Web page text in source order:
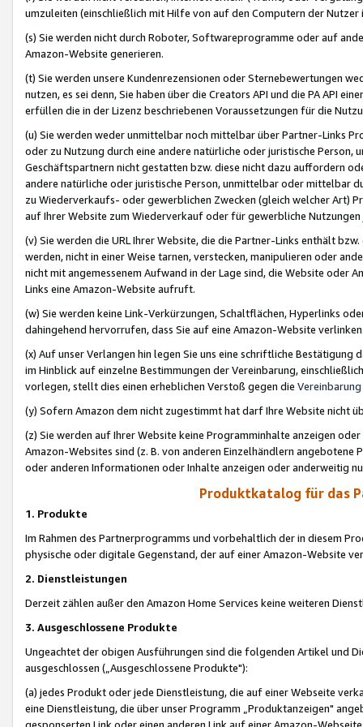
umzuleiten (einschließlich mit Hilfe von auf den Computern der
(s) Sie werden nicht durch Roboter, Softwareprogramme oder auf
Amazon-Website generieren.
(t) Sie werden unsere Kundenrezensionen oder Sternebewertungen
nutzen, es sei denn, Sie haben über die Creators API und die PA API
erfüllen die in der Lizenz beschriebenen Voraussetzungen für die
(u) Sie werden weder unmittelbar noch mittelbar über Partner-Links
oder zu Nutzung durch eine andere natürliche oder juristische
Geschäftspartnern nicht gestatten bzw. diese nicht dazu auffordern
andere natürliche oder juristische Person, unmittelbar oder mittelbar
zu Wiederverkaufs- oder gewerblichen Zwecken (gleich welcher Art)
auf Ihrer Website zum Wiederverkauf oder für gewerbliche
(v) Sie werden die URL Ihrer Website, die die Partner-Links enthält
werden, nicht in einer Weise tarnen, verstecken, manipulieren oder
nicht mit angemessenem Aufwand in der Lage sind, die Website oder
Links eine Amazon-Website aufruft.
(w) Sie werden keine Link-Verkürzungen, Schaltflächen, Hyperlinks
dahingehend hervorrufen, dass Sie auf eine Amazon-Website
(x) Auf unser Verlangen hin legen Sie uns eine schriftliche
im Hinblick auf einzelne Bestimmungen der Vereinbarung,
vorlegen, stellt dies einen erheblichen Verstoß gegen die Vereinbarung
(y) Sofern Amazon dem nicht zugestimmt hat darf Ihre Website nicht
(z) Sie werden auf Ihrer Website keine Programminhalte anzeigen
Amazon-Websites sind (z. B. von anderen Einzelhändlern
oder anderen Informationen oder Inhalte anzeigen oder anderweitig
Produktkatalog für das
1. Produkte
Im Rahmen des Partnerprogramms und vorbehaltlich der in diesem
physische oder digitale Gegenstand, der auf einer Amazon-Website
2. Dienstleistungen
Derzeit zählen außer den Amazon Home Services keine weiteren
3. Ausgeschlossene Produkte
Ungeachtet der obigen Ausführungen sind die folgenden Artikel und
ausgeschlossen („Ausgeschlossene Produkte"):
(a) jedes Produkt oder jede Dienstleistung, die auf einer Webseite
eine Dienstleistung, die über unser Programm „Produktanzeigen"